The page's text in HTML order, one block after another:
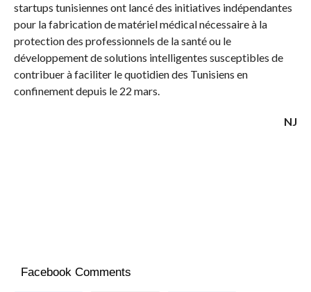
startups tunisiennes ont lancé des initiatives indépendantes
pour la fabrication de matériel médical nécessaire à la
protection des professionnels de la santé ou le
développement de solutions intelligentes susceptibles de
contribuer à faciliter le quotidien des Tunisiens en
confinement depuis le 22 mars.
NJ
Facebook Comments